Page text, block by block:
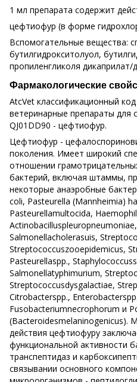
1 мл препарата содержит
цефтиофур (в форме
Вспомогательные вещества:
бутилгидрокситолуол,
пропиленгликоля дикаприлат/
Фармакологические
AtcVet классификационный
ветеринарные препараты для
QJ01DD90 - цефтиофур.
Цефтиофур -
поколения. Имеет широкий
отношении
бактерий, включая штаммы,
некоторые анаэробные
coli, Pasteurella (Mannheimia)
Pasteurellamultocida,
Salmonellacholerasuis,
Streptococcuszooepidemicus,
Pasteurellaspp.,
Salmonellatyphimurium,
Streptococcusdysgalactiae,
Citrobacterspp.,
Fusobacteriumnecrophorum и
(Bacteroidesmelaninogenicus).
действия цефтиофуру
функциональной активности
транспептидаз и
связывании основного